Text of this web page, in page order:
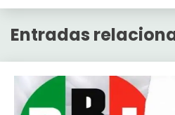
Entradas